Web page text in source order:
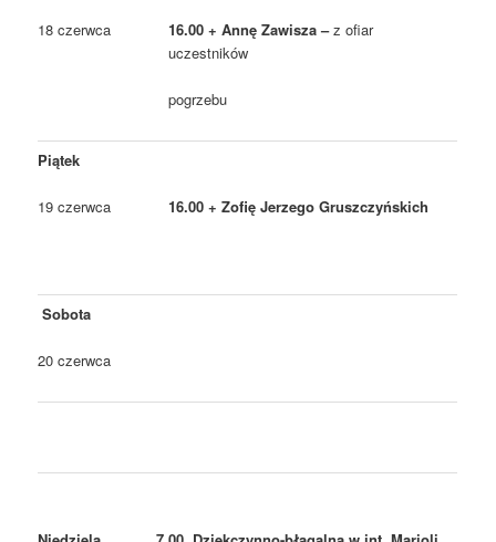
18 czerwca 16.00 + Annę Zawisza –z ofiar
uczestników
pogrzebu
Piątek
19 czerwca 16.00 + Zofię Jerzego Gruszczyńskich
Sobota
20 czerwca